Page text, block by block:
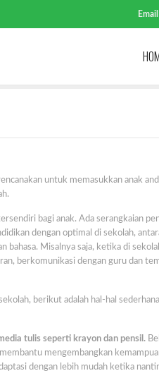
untuk memasukkan anak
bagi anak. Ada serangkaian
dengan optimal di sekolah,
Misalnya saja, ketika di
berkomunikasi dengan guru dan
berikut adalah hal-hal
tulis seperti krayon dan pensil.
mengembangkan
dengan lebih mudah ketika